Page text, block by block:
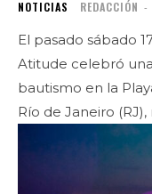
NOTICIAS REDACCIÓN -
El pasado sábado
Atitude celebró
bautismo en la
Río de Janeiro